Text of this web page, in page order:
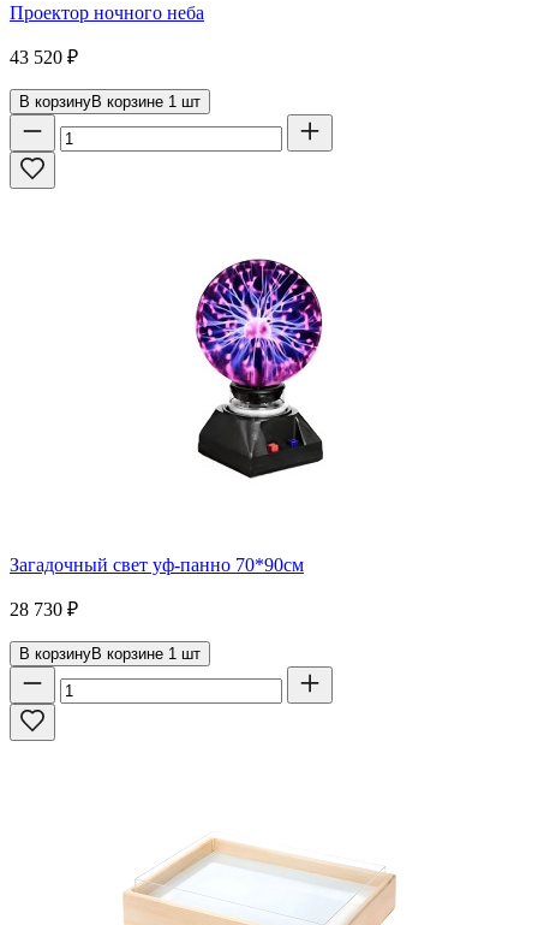
Проектор ночного неба
43 520 ₽
В корзинуВ корзине 1 шт
Загадочный свет уф-панно 70*90см
28 730 ₽
В корзинуВ корзине 1 шт